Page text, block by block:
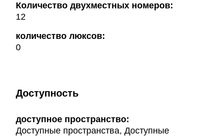
Количество двухместных номеров:
12
количество люксов:
0
Доступность
доступное пространство:
Доступные пространства, Доступные